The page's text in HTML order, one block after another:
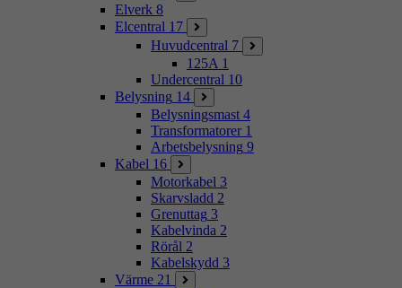
Elverk 8
Elcentral 17
Huvudcentral 7
125A 1
Undercentral 10
Belysning 14
Belysningsmast 4
Transformatorer 1
Arbetsbelysning 9
Kabel 16
Motorkabel 3
Skarvsladd 2
Grenuttag 3
Kabelvinda 2
Rörål 2
Kabelskydd 3
Värme 21